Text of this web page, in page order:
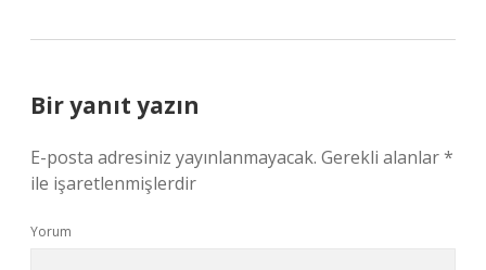
Bir yanıt yazın
E-posta adresiniz yayınlanmayacak. Gerekli alanlar*
ile işaretlenmişlerdir
Yorum